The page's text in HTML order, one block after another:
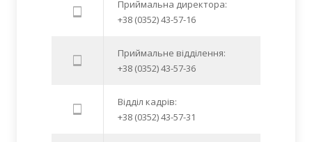
Приймальна директора:
+38 (0352) 43-57-16
Приймальне відділення:
+38 (0352) 43-57-36
Відділ кадрів:
+38 (0352) 43-57-31